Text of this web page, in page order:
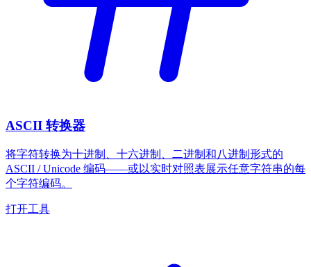
ASCII 转换器
将字符转换为十进制、十六进制、二进制和八进制形式的
ASCII / Unicode 编码——或以实时对照表展示任意字符串的每
个字符编码。
打开工具